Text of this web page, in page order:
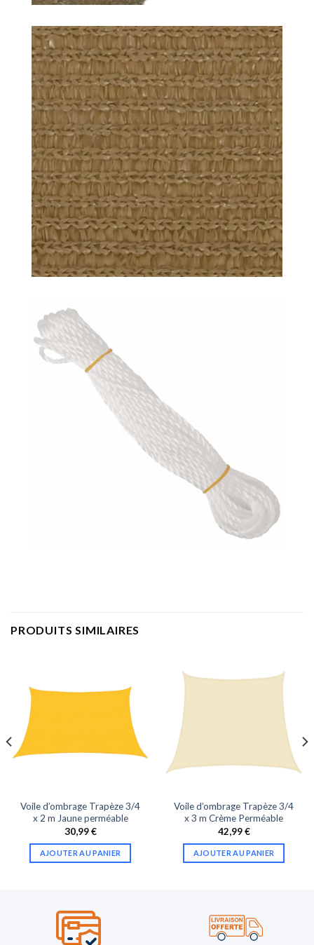
PRODUITS SIMILAIRES
Voile d’ombrage Trapèze 3/4
x 2 m Jaune perméable
30,99€
AJOUTER AU PANIER
Voile d’ombrage Trapèze 3/4
x 3 m Crème Perméable
42,99€
AJOUTER AU PANIER